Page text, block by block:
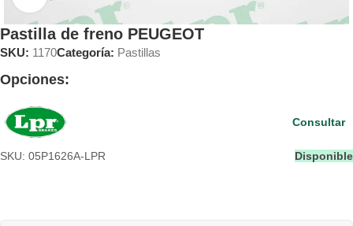
Pastilla de freno PEUGEOT
SKU: 1170Categoría: Pastillas
Opciones:
SKU: 05P1626A-LPR Disponible
Consultar